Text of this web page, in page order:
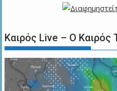
Καιρός Live – Ο